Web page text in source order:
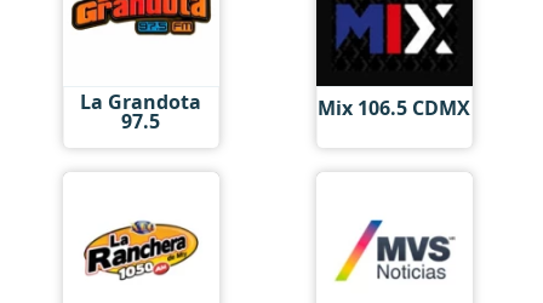
La Grandota
97.5 Mix 106.5 CDMX